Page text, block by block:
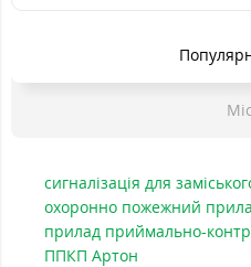
сигналізація для
охоронно пожежний
прилад приймально-
ППКП Артон